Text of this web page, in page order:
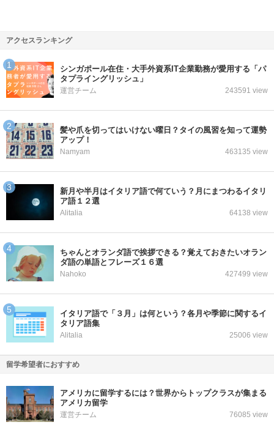
アクセスランキング
シンガポール在住・大手外資系IT企業勤務が愛用する「パ
タプライングリッシュ」
運営チーム 243591 view
髪や爪を切ってはいけない曜日？タイの風習を知って運勢
アップ！
Namyam 463135 view
新月や半月はイタリア語で何ていう？月にまつわるイタリ
ア語１２選
Alitalia 64138 view
ちゃんとオランダ語で挨拶できる？覚えておきたいオラン
ダ語の単語とフレーズ１６選
Nahoko 427499 view
イタリア語で「３月」は何という？各月や季節に関するイ
タリア語集
Alitalia 25006 view
留学希望者におすすめ
アメリカに留学するには？世界からトップクラスが集まる
アメリカ留学
運営チーム 76085 view